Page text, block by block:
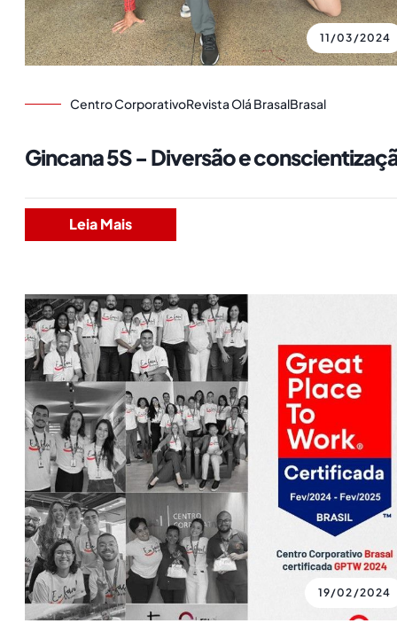
11/03/2024
Centro CorporativoRevista Olá BrasalBrasal
Gincana 5S - Diversão e
Leia Mais
19/02/2024